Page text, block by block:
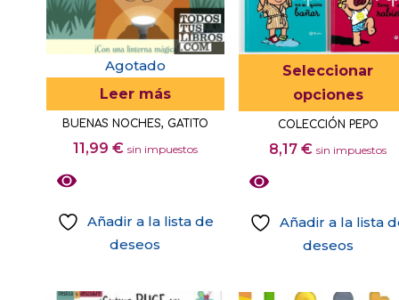
se
pueden
elegir
en
página
de
Agotado
Leer más
BUENAS NOCHES, GATITO
11,99 € sin impuestos
Añadir a la lista de
deseos
Seleccionar
opciones
COLECCIÓN PEPO
8,17€ sin impuestos
Añadir a la lista
deseos
producto